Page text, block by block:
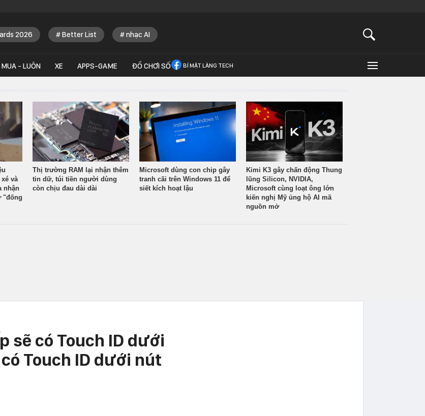
2026 Better List nhạc AI
- LUÔN XE APPS-GAME ĐỒ CHƠI SỐ BÍ MẬT LÀNG TECH
và
nhận
"đống
Thị trường RAM lại nhận thêm
tin dữ, túi tiền người dùng
còn chịu đau dài dài
Microsoft dùng con chip gây
tranh cãi trên Windows 11 để
siết kích hoạt lậu
Kimi K3 gây chấn động Thung
lũng Silicon, NVIDIA,
Microsoft cùng loạt ông lớn
kiến nghị Mỹ ủng hộ AI mã
nguồn mở
sẽ có Touch ID dưới
Touch ID dưới nút